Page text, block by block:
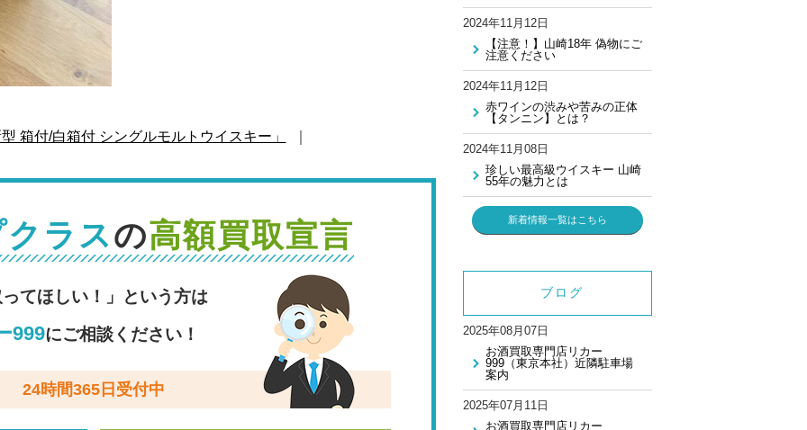
箱付/白箱付 シングルモルトウイスキー」
ラスの高額買取宣言
てほしい！」という方は
999にご相談ください！
24時間365日受付中
2024年11月12日
【注意！】山崎18年 偽物にご
注意ください
2024年11月12日
赤ワインの渋みや苦みの正体
【タンニン】とは？
2024年11月08日
珍しい最高級ウイスキー 山崎
55年の魅力とは
新着情報一覧はこちら
ブログ
2025年08月07日
お酒買取専門店リカー
999（東京本社）近隣駐車場
案内
2025年07月11日
お酒買取専門店リカー